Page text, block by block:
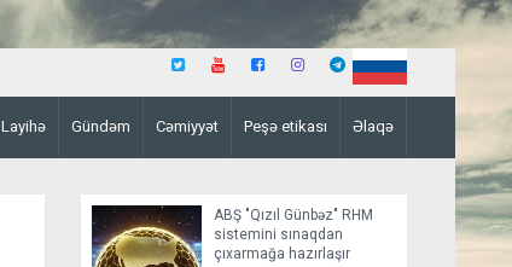
Layihə Gündəm Cəmiyyət Peşə etikası Əlaqə
ABŞ "Qızıl Günbəz" RHM
sistemini sınaqdan
çıxarmağa hazırlaşır